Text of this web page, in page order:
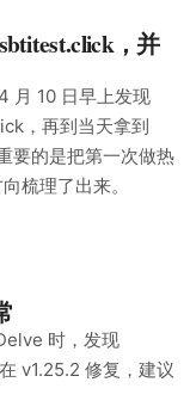
，并
月 10 日早上发现
，再到当天拿到
要的是把第一次做热
梳理了出来。
时，发现
v1.25.2 修复，建议